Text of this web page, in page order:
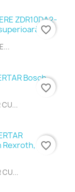
favorite_border
CU...
favorite_border
CU...
favorite_border